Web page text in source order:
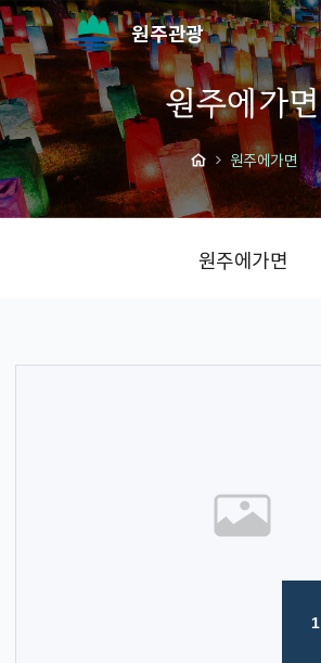
원주관광
원주에가면
원주에가면
원주에가면
1